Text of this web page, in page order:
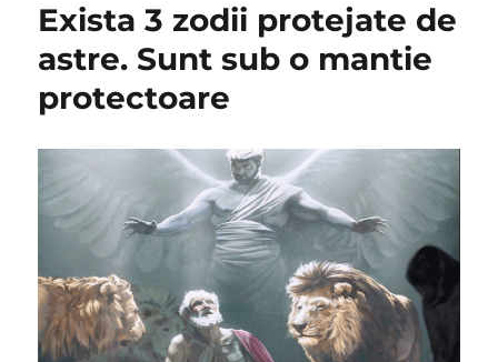
Exista 3 zodii protejate de
astre. Sunt sub o mantie
protectoare